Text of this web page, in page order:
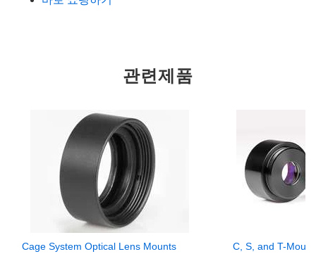
관련제품
Cage System Optical Lens Mounts
C, S, and T-